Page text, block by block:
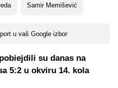
Samir Memišević
u vaš Google izbor
su danas na
5:2 u okviru 14. kola